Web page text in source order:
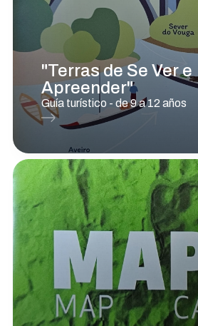
"Terras de Se Ver e
Apreender"
Guía turístico - de 9 a 12 años